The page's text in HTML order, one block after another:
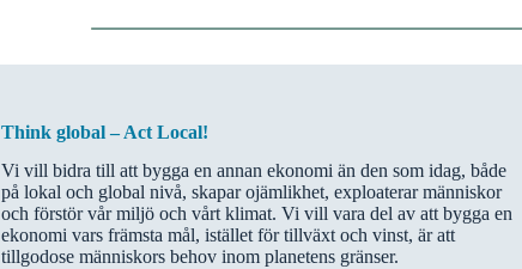
Think global – Act Local!
Vi vill bidra till att bygga en annan ekonomi än den som idag, både
på lokal och global nivå, skapar ojämlikhet, exploaterar människor
och förstör vår miljö och vårt klimat. Vi vill vara del av att bygga en
ekonomi vars främsta mål, istället för tillväxt och vinst, är att
tillgodose människors behov inom planetens gränser.